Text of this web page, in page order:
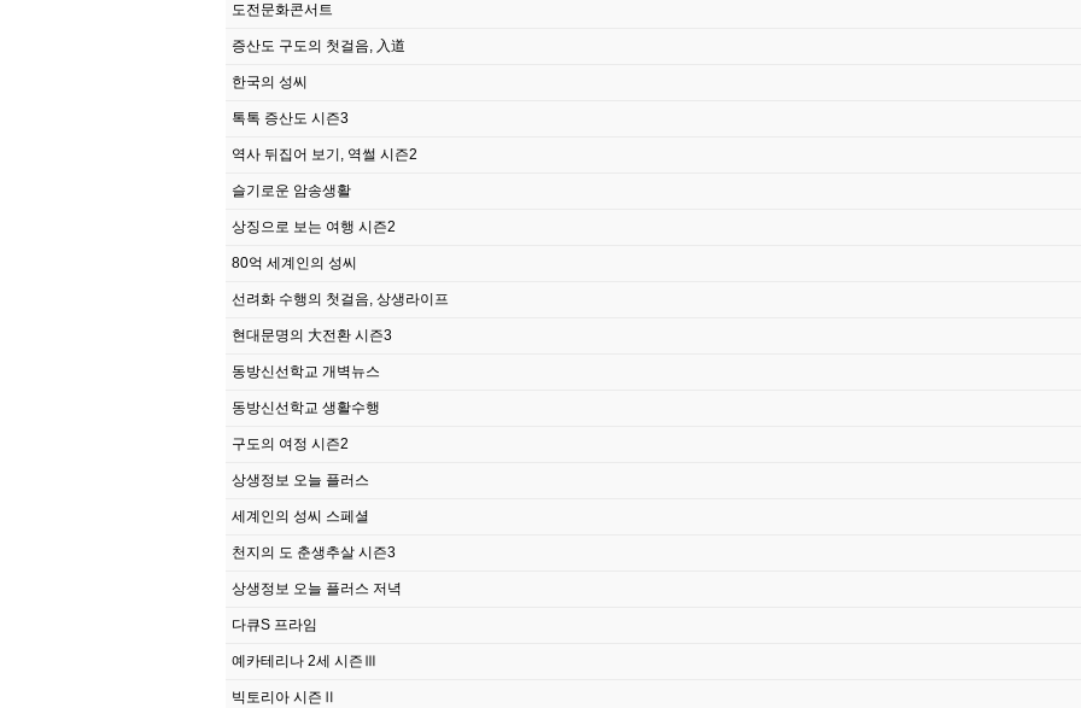
도전문화콘서트
증산도 구도의 첫걸음, 入道
한국의 성씨
톡톡 증산도 시즌3
역사 뒤집어 보기, 역썰 시즌2
슬기로운 암송생활
상징으로 보는 여행 시즌2
80억 세계인의 성씨
선려화 수행의 첫걸음, 상생라이프
현대문명의 大전환 시즌3
동방신선학교 개벽뉴스
동방신선학교 생활수행
구도의 여정 시즌2
상생정보 오늘 플러스
세계인의 성씨 스페셜
천지의 도 춘생추살 시즌3
상생정보 오늘 플러스 저녁
다큐S 프라임
예카테리나 2세 시즌Ⅲ
빅토리아 시즌Ⅱ